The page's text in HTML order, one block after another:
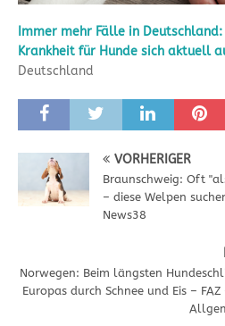
Immer mehr Fälle in
Krankheit für Hunde sich aktuell
Deutschland
VORHERIGER
Braunschweig: Oft
– diese Welpen
News38
Norwegen: Beim längsten
Europas durch Schnee und Eis –